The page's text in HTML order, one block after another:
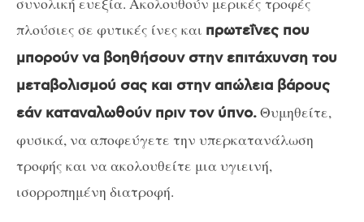
πλούσιες σε φυτικές ίνες και πρωτεΐνες που
μπορούν να βοηθήσουν στην επιτάχυνση του
μεταβολισμού σας και στην απώλεια βάρους
εάν καταναλωθούν πριν τον ύπνο.Θυμηθείτε,
φυσικά, να αποφεύγετε την υπερκατανάλωση
τροφής και να ακολουθείτε μια υγιεινή,
ισορροπημένη διατροφή.